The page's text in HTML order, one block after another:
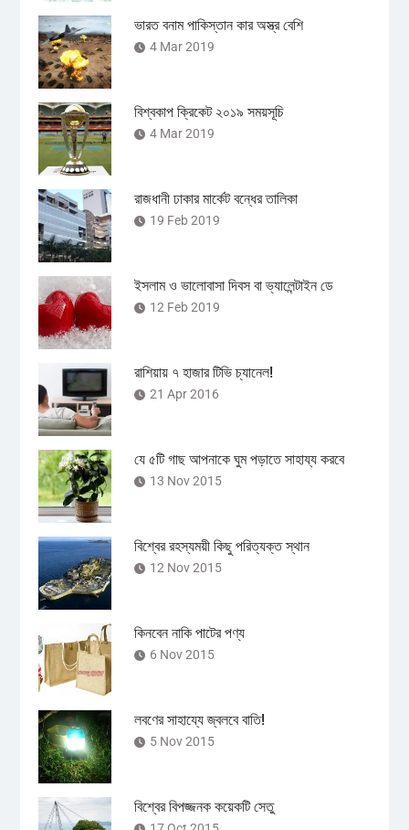
ভারত বনাম পাকিস্তান কার অস্ত্র বেশি
4 Mar 2019
বিশ্বকাপ ক্রিকেট ২০১৯ সময়সূচি
4 Mar 2019
রাজধানী ঢাকার মার্কেট বন্ধের তালিকা
19 Feb 2019
ইসলাম ও ভালোবাসা দিবস বা ভ্যালেন্টাইন ডে
12 Feb 2019
রাশিয়ায় ৭ হাজার টিভি চ্যানেল!
21 Apr 2016
যে ৫টি গাছ আপনাকে ঘুম পড়াতে সাহায্য করবে
13 Nov 2015
বিশ্বের রহস্যময়ী কিছু পরিত্যক্ত স্থান
12 Nov 2015
কিনবেন নাকি পাটের পণ্য
6 Nov 2015
লবণের সাহায্যে জ্বলবে বাতি!
5 Nov 2015
বিশ্বের বিপজ্জনক কয়েকটি সেতু